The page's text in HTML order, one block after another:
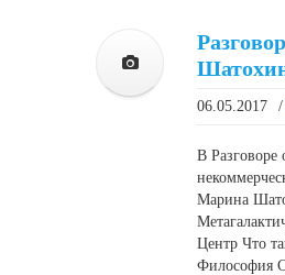
06.05.2017 /
В Разговоре
Марина
Центр Что
Философия